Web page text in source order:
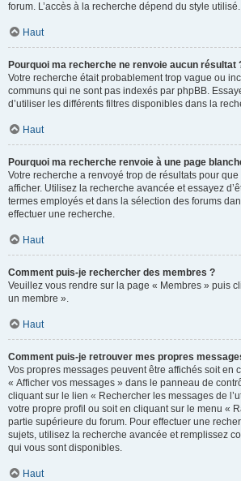
forum. L’accès à la recherche dépend du style utilisé.
Haut
Pourquoi ma recherche ne renvoie aucun résultat
Votre recherche était probablement trop vague ou
communs qui ne sont pas indexés par phpBB.
d’utiliser les différents filtres disponibles dans la
Haut
Pourquoi ma recherche renvoie à une page
Votre recherche a renvoyé trop de résultats pour
afficher. Utilisez la recherche avancée et essayez
termes employés et dans la sélection des forums
effectuer une recherche.
Haut
Comment puis-je rechercher des membres ?
Veuillez vous rendre sur la page « Membres » puis
un membre ».
Haut
Comment puis-je retrouver mes propres
Vos propres messages peuvent être affichés soit en
« Afficher vos messages » dans le panneau de
cliquant sur le lien « Rechercher les messages de
votre propre profil ou soit en cliquant sur le menu «
partie supérieure du forum. Pour effectuer une
sujets, utilisez la recherche avancée et remplissez
qui vous sont disponibles.
Haut